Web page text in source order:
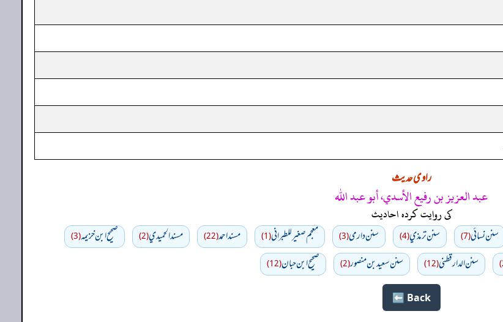
راوی حدیث
عبد العزيز بن رفيع الأسدي، أبو عبد الله
کی روایت کردہ احادیث
سنن نسائي(7) سنن ترمذي(4) سنن دارمي(3) معجم صغير للطبراني(1) مسند احمد(22) مسند الحميدي(2) صحيح ابن خزيمه(3)
سنن الدارقطني(12) سنن سعید بن منصور(2) صحیح ابن حبان(12)
Back ⬅️